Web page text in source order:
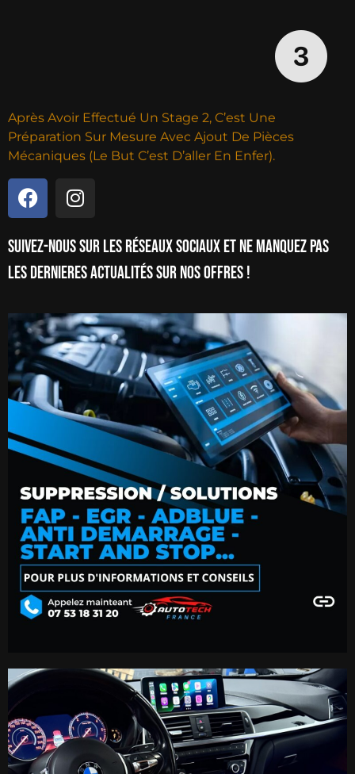
Préparation Sur Mesure Avec Ajout De Pièces
Mécaniques (le But C’est D’aller En Enfer).
Suivez-nous sur les réseaux sociaux et ne manquez pas
les dernieres actualités sur nos offres !